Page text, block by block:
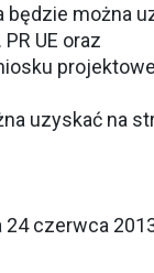
będzie można
UE oraz
uzyskać na
czerwca